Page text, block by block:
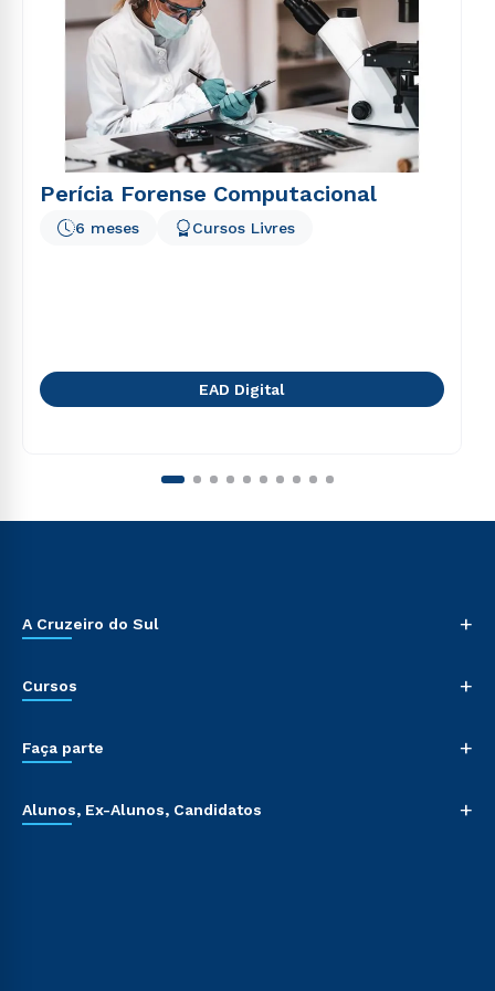
voluptatem sequi nesciunt.
Perícia Forense Computacional
6 meses Cursos Livres
EAD Digital
A Cruzeiro do Sul +
Cursos +
Faça parte +
Alunos, Ex-Alunos, Candidatos +